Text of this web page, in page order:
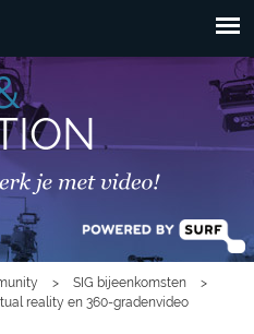
en naar de
gaan
> SIG bijeenkomsten
>
reality en 360-gradenvideo